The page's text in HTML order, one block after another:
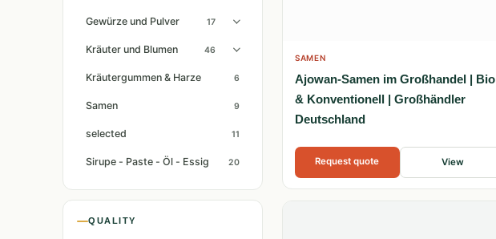
Gewürze und Pulver 17
Kräuter und Blumen 46
Kräutergummen & Harze 6
Samen 9
selected 11
Sirupe - Paste - Öl - Essig 20
QUALITY
SAMEN
Ajowan-Samen im Großhandel | Bio
& Konventionell | Großhändler
Deutschland
Request quote View